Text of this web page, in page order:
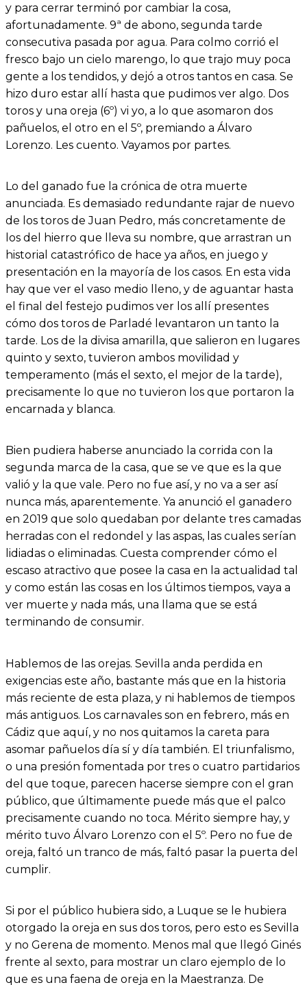
y para cerrar terminó por cambiar la cosa,
afortunadamente. 9ª de abono, segunda tarde
consecutiva pasada por agua. Para colmo corrió el
fresco bajo un cielo marengo, lo que trajo muy poca
gente a los tendidos, y dejó a otros tantos en casa. Se
hizo duro estar allí hasta que pudimos ver algo. Dos
toros y una oreja (6º) vi yo, a lo que asomaron dos
pañuelos, el otro en el 5º, premiando a Álvaro
Lorenzo. Les cuento. Vayamos por partes.
Lo del ganado fue la crónica de otra muerte
anunciada. Es demasiado redundante rajar de nuevo
de los toros de Juan Pedro, más concretamente de
los del hierro que lleva su nombre, que arrastran un
historial catastrófico de hace ya años, en juego y
presentación en la mayoría de los casos. En esta vida
hay que ver el vaso medio lleno, y de aguantar hasta
el final del festejo pudimos ver los allí presentes
cómo dos toros de Parladé levantaron un tanto la
tarde. Los de la divisa amarilla, que salieron en lugares
quinto y sexto, tuvieron ambos movilidad y
temperamento (más el sexto, el mejor de la tarde),
precisamente lo que no tuvieron los que portaron la
encarnada y blanca.
Bien pudiera haberse anunciado la corrida con la
segunda marca de la casa, que se ve que es la que
valió y la que vale. Pero no fue así, y no va a ser así
nunca más, aparentemente. Ya anunció el ganadero
en 2019 que solo quedaban por delante tres camadas
herradas con el redondel y las aspas, las cuales serían
lidiadas o eliminadas. Cuesta comprender cómo el
escaso atractivo que posee la casa en la actualidad tal
y como están las cosas en los últimos tiempos, vaya a
ver muerte y nada más, una llama que se está
terminando de consumir.
Hablemos de las orejas. Sevilla anda perdida en
exigencias este año, bastante más que en la historia
más reciente de esta plaza, y ni hablemos de tiempos
más antiguos. Los carnavales son en febrero, más en
Cádiz que aquí, y no nos quitamos la careta para
asomar pañuelos día sí y día también. El triunfalismo,
o una presión fomentada por tres o cuatro partidarios
del que toque, parecen hacerse siempre con el gran
público, que últimamente puede más que el palco
precisamente cuando no toca. Mérito siempre hay, y
mérito tuvo Álvaro Lorenzo con el 5º. Pero no fue de
oreja, faltó un tranco de más, faltó pasar la puerta del
cumplir.
Si por el público hubiera sido, a Luque se le hubiera
otorgado la oreja en sus dos toros, pero esto es Sevilla
y no Gerena de momento. Menos mal que llegó Ginés
frente al sexto, para mostrar un claro ejemplo de lo
que es una faena de oreja en la Maestranza. De